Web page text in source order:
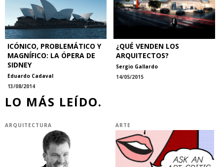
ICÓNICO, PROBLEMÁTICO Y
MAGNÍFICO: LA ÓPERA DE
SIDNEY
Eduardo Cadaval
13/08/2014
¿QUÉ VENDEN LOS
ARQUITECTOS?
Sergio Gallardo
14/05/2015
LO MÁS LEÍDO.
ARQUITECTURA ARTE